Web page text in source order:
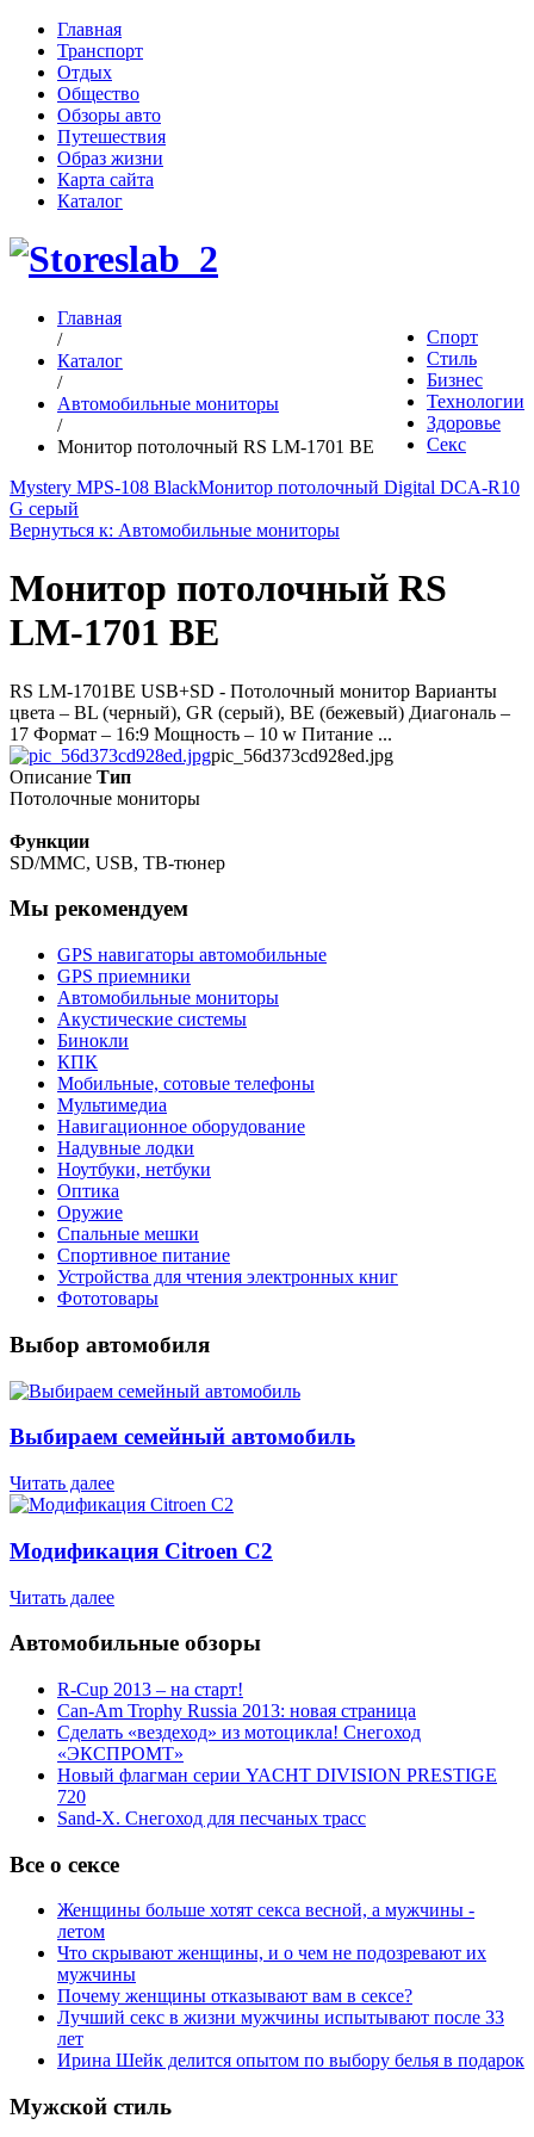
Главная
Транспорт
Отдых
Общество
Обзоры авто
Путешествия
Образ жизни
Карта сайта
Каталог
Спорт
Стиль
Бизнес
Технологии
Здоровье
Секс
Главная
/
Каталог
/
Автомобильные мониторы
/
Монитор потолочный RS LM-1701 BE
Mystery MPS-108 BlackМонитор потолочный Digital DCA-R10
G серый
Вернуться к: Автомобильные мониторы
Монитор потолочный RS
LM-1701 BE
RS LM-1701BE USB+SD - Потолочный монитор Варианты
цвета – BL (черный), GR (серый), BE (бежевый) Диагональ –
17 Формат – 16:9 Мощность – 10 w Питание ...
pic_56d373cd928ed.jpg
Описание Тип
Потолочные мониторы
Функции
SD/MMC, USB, ТВ-тюнер
Мы рекомендуем
GPS навигаторы автомобильные
GPS приемники
Автомобильные мониторы
Акустические системы
Бинокли
КПК
Мобильные, сотовые телефоны
Мультимедиа
Навигационное оборудование
Надувные лодки
Ноутбуки, нетбуки
Оптика
Оружие
Спальные мешки
Спортивное питание
Устройства для чтения электронных книг
Фототовары
Выбор автомобиля
Выбираем семейный автомобиль
Читать далее
Модификация Citroen С2
Читать далее
Автомобильные обзоры
R-Cup 2013 – на старт!
Can-Am Trophy Russia 2013: новая страница
Сделать «вездеход» из мотоцикла! Снегоход
«ЭКСПРОМТ»
Новый флагман серии YACHT DIVISION PRESTIGE
720
Sand-X. Снегоход для песчаных трасс
Все о сексе
Женщины больше хотят секса весной, а мужчины -
летом
Что скрывают женщины, и о чем не подозревают их
мужчины
Почему женщины отказывают вам в сексе?
Лучший секс в жизни мужчины испытывают после 33
лет
Ирина Шейк делится опытом по выбору белья в подарок
Мужской стиль